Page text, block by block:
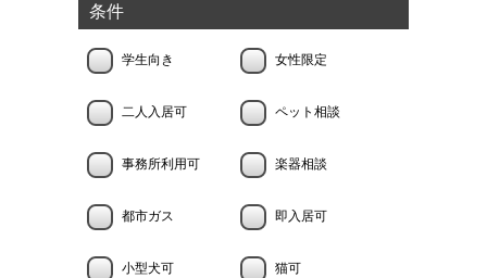
条件
学生向き 女性限定
二人入居可 ペット相談
事務所利用可 楽器相談
都市ガス 即入居可
小型犬可 猫可